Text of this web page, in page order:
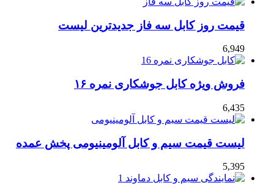
قیمت روز کابل سه فاز جدیدترین لیست
6,949
فروش ویژه کابل جوشکاری نمره ۱۶
6,435
لیست قیمت سیم و کابل آلومینیومی پخش عمده
5,395